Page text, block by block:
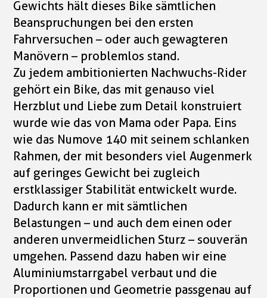
Gewichts hält dieses Bike sämtlichen
Beanspruchungen bei den ersten
Fahrversuchen – oder auch gewagteren
Manövern – problemlos stand.
Zu jedem ambitionierten Nachwuchs-Rider
gehört ein Bike, das mit genauso viel
Herzblut und Liebe zum Detail konstruiert
wurde wie das von Mama oder Papa. Eins
wie das Numove 140 mit seinem schlanken
Rahmen, der mit besonders viel Augenmerk
auf geringes Gewicht bei zugleich
erstklassiger Stabilität entwickelt wurde.
Dadurch kann er mit sämtlichen
Belastungen – und auch dem einen oder
anderen unvermeidlichen Sturz – souverän
umgehen. Passend dazu haben wir eine
Aluminiumstarrgabel verbaut und die
Proportionen und Geometrie passgenau auf